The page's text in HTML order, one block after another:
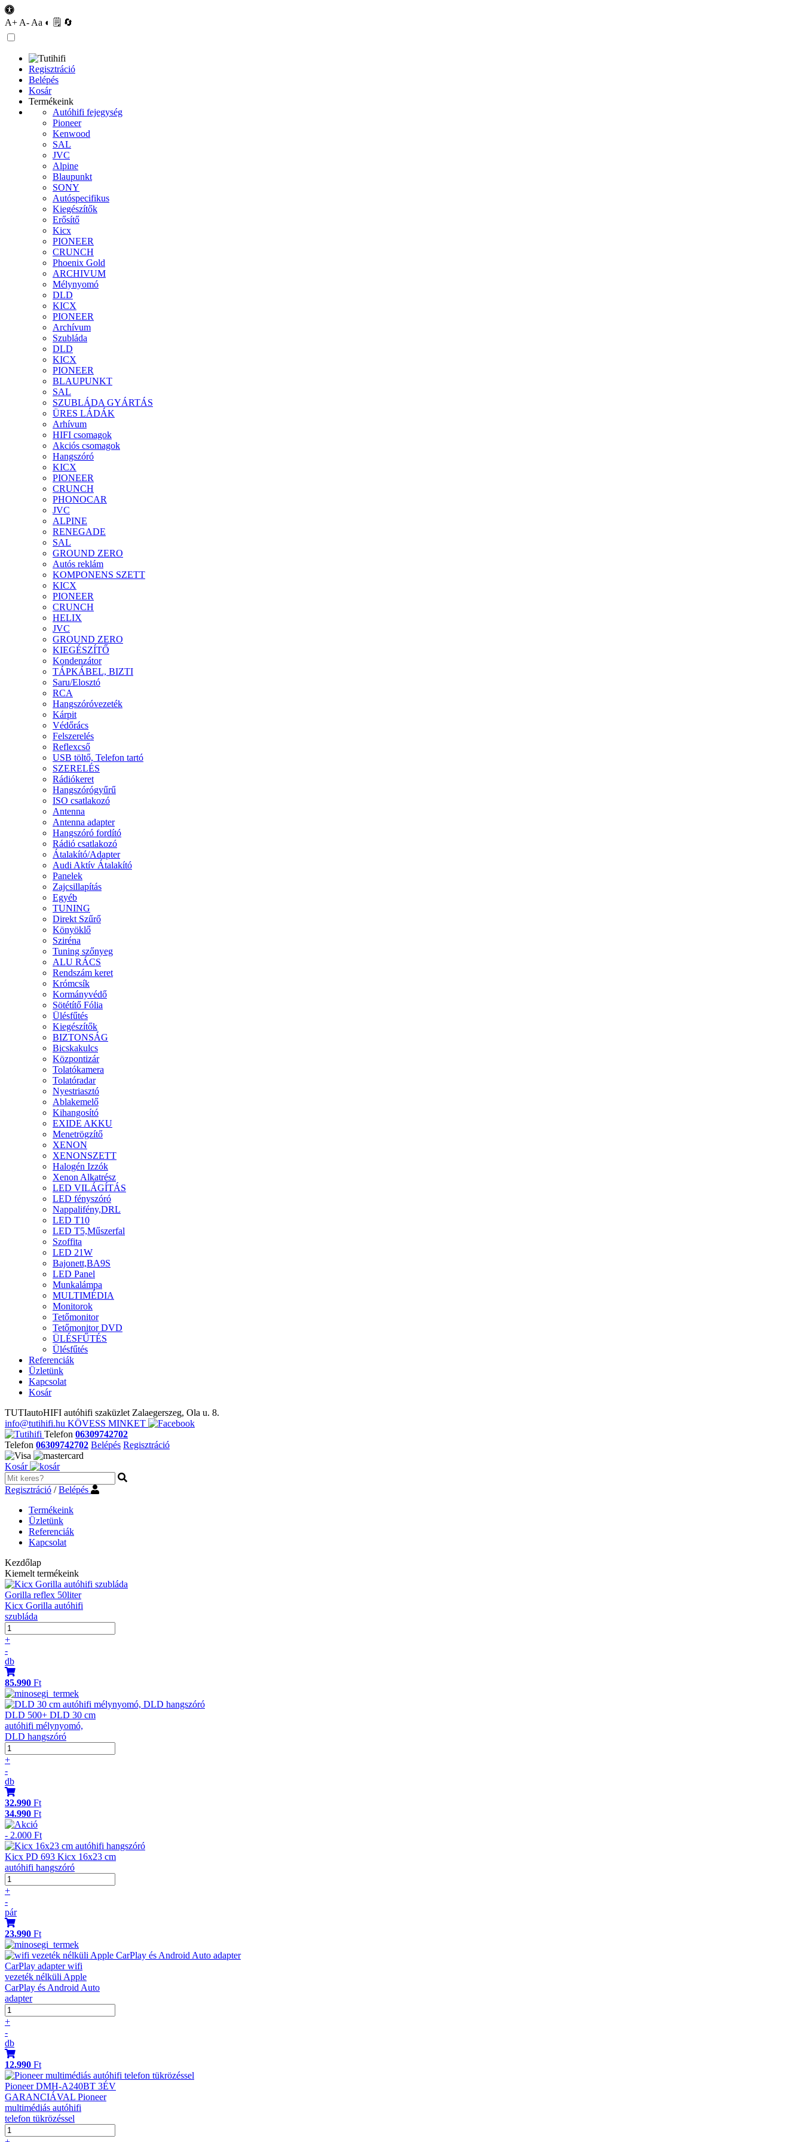
A+ A- Aa ◐ 🗒 🔄
Regisztráció
Belépés
Kosár
Termékeink
Autóhifi fejegység
Pioneer
Kenwood
SAL
JVC
Alpine
Blaupunkt
SONY
Autóspecifikus
Kiegészítők
Erősítő
Kicx
PIONEER
CRUNCH
Phoenix Gold
ARCHIVUM
Mélynyomó
DLD
KICX
PIONEER
Archívum
Szubláda
DLD
KICX
PIONEER
BLAUPUNKT
SAL
SZUBLÁDA GYÁRTÁS
ÜRES LÁDÁK
Arhívum
HIFI csomagok
Akciós csomagok
Hangszóró
KICX
PIONEER
CRUNCH
PHONOCAR
JVC
ALPINE
RENEGADE
SAL
GROUND ZERO
Autós reklám
KOMPONENS SZETT
KICX
PIONEER
CRUNCH
HELIX
JVC
GROUND ZERO
KIEGÉSZÍTŐ
Kondenzátor
TÁPKÁBEL, BIZTI
Saru/Elosztó
RCA
Hangszóróvezeték
Kárpit
Védőrács
Felszerelés
Reflexcső
USB töltő, Telefon tartó
SZERELÉS
Rádiókeret
Hangszórógyűrű
ISO csatlakozó
Antenna
Antenna adapter
Hangszóró fordító
Rádió csatlakozó
Átalakító/Adapter
Audi Aktív Átalakító
Panelek
Zajcsillapítás
Egyéb
TUNING
Direkt Szűrő
Könyöklő
Sziréna
Tuning szőnyeg
ALU RÁCS
Rendszám keret
Krómcsík
Kormányvédő
Sötétítő Fólia
Ülésfűtés
Kiegészítők
BIZTONSÁG
Bicskakulcs
Központizár
Tolatókamera
Tolatóradar
Nyestriasztó
Ablakemelő
Kihangosító
EXIDE AKKU
Menetrögzítő
XENON
XENONSZETT
Halogén Izzók
Xenon Alkatrész
LED VILÁGÍTÁS
LED fényszóró
Nappalifény,DRL
LED T10
LED T5,Műszerfal
Szoffita
LED 21W
Bajonett,BA9S
LED Panel
Munkalámpa
MULTIMÉDIA
Monitorok
Tetőmonitor
Tetőmonitor DVD
ÜLÉSFŰTÉS
Ülésfűtés
Referenciák
Üzletünk
Kapcsolat
Kosár
TUTIautoHIFI autóhifi szaküzlet Zalaegerszeg, Ola u. 8.
info@tutihifi.hu KÖVESS MINKET
Telefon 06309742702
Telefon 06309742702 Belépés Regisztráció
Kosár
Regisztráció /Belépés
Termékeink
Üzletünk
Referenciák
Kapcsolat
Kezdőlap
Kiemelt termékeink
Gorilla reflex 50liter
Kicx Gorilla autóhifi
szubláda
+
-
db
85.990 Ft
DLD 500+ DLD 30 cm
autóhifi mélynyomó,
DLD hangszóró
+
-
db
32.990 Ft
34.990 Ft
- 2.000 Ft
Kicx PD 693 Kicx 16x23 cm
autóhifi hangszóró
+
-
pár
23.990 Ft
CarPlay adapter wifi
vezeték nélküli Apple
CarPlay és Android Auto
adapter
+
-
db
12.990 Ft
Pioneer DMH-A240BT 3ÉV
GARANCIÁVAL Pioneer
multimédiás autóhifi
telefon tükrözéssel